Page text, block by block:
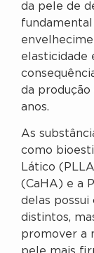
da pele de
elasticidade
da produção
anos.
As
como
Lático
(CaHA) e a
delas
distintos,
promover a